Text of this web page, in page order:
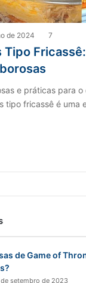
de 2024 7
Tipo
e práticas para o
tipo fricassê é uma
de Game of
setembro de 2023